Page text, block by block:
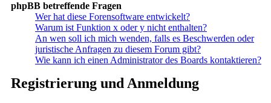
phpBB betreffende Fragen
Wer hat diese Forensoftware entwickelt?
Warum ist Funktion x oder y nicht enthalten?
An wen soll ich mich wenden, falls es Beschwerden oder
juristische Anfragen zu diesem Forum gibt?
Wie kann ich einen Administrator des Boards kontaktieren?
Registrierung und Anmeldung